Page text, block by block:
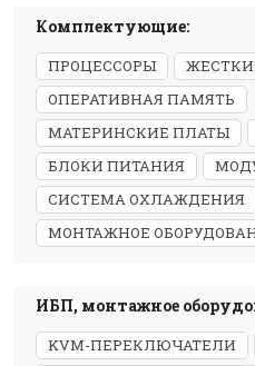
Комплектующие:
ПРОЦЕССОРЫ
ОПЕРАТИВНАЯ ПАМЯТЬ
МАТЕРИНСКИЕ ПЛАТЫ
БЛОКИ ПИТАНИЯ
СИСТЕМА ОХЛАЖДЕНИЯ
МОНТАЖНОЕ
ИБП, монтажное
KVM-ПЕРЕКЛЮЧАТЕЛИ